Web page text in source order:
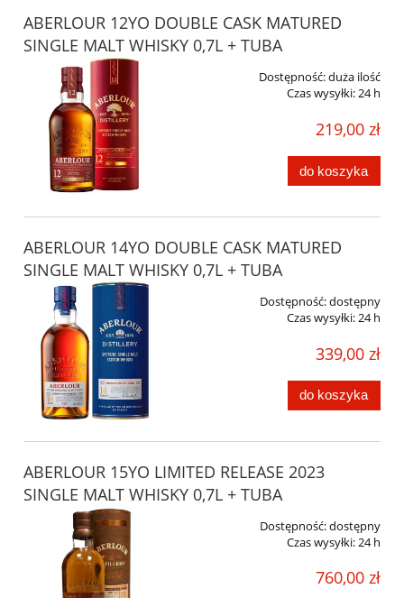
ABERLOUR 12YO DOUBLE CASK MATURED
SINGLE MALT WHISKY 0,7L + TUBA
Dostępność:duża ilość
Czas wysyłki:24 h
219,00 zł
do koszyka
ABERLOUR 14YO DOUBLE CASK MATURED
SINGLE MALT WHISKY 0,7L + TUBA
Dostępność:dostępny
Czas wysyłki:24 h
339,00 zł
do koszyka
ABERLOUR 15YO LIMITED RELEASE 2023
SINGLE MALT WHISKY 0,7L + TUBA
Dostępność:dostępny
Czas wysyłki:24 h
760,00 zł